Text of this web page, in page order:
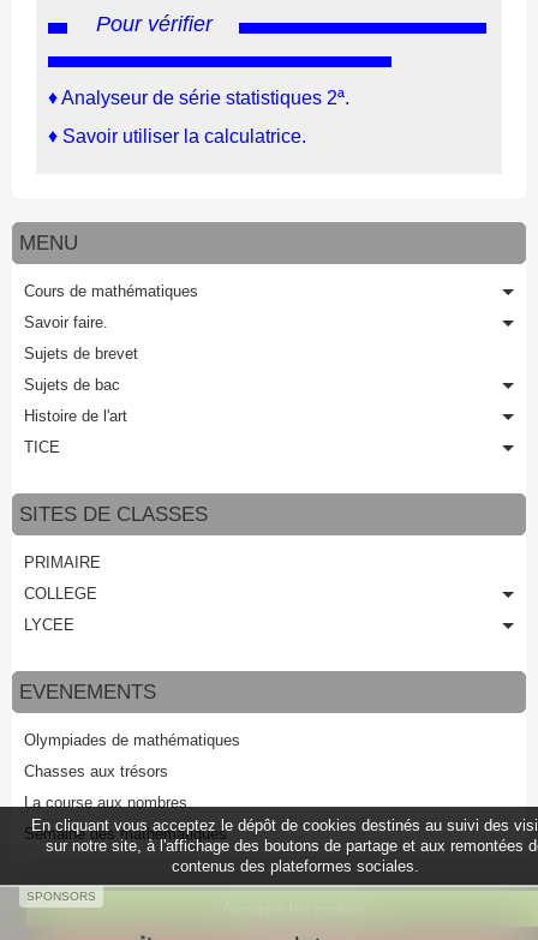
Pour vérifier
♦Analyseur de série statistiques 2ª.
♦ Savoir utiliser la calculatrice.
MENU
Cours de mathématiques
Savoir faire.
Sujets de brevet
Sujets de bac
Histoire de l'art
TICE
SITES DE CLASSES
PRIMAIRE
COLLEGE
LYCEE
EVENEMENTS
Olympiades de mathématiques
Chasses aux trésors
La course aux nombres
Semaine des mathématiques
SPONSORS
En cliquant vous acceptez le dépôt de cookies destinés au suivi des
sur notre site, à l'affichage des boutons de partage et aux remontées
contenus des plateformes sociales.
Accepter les cookies